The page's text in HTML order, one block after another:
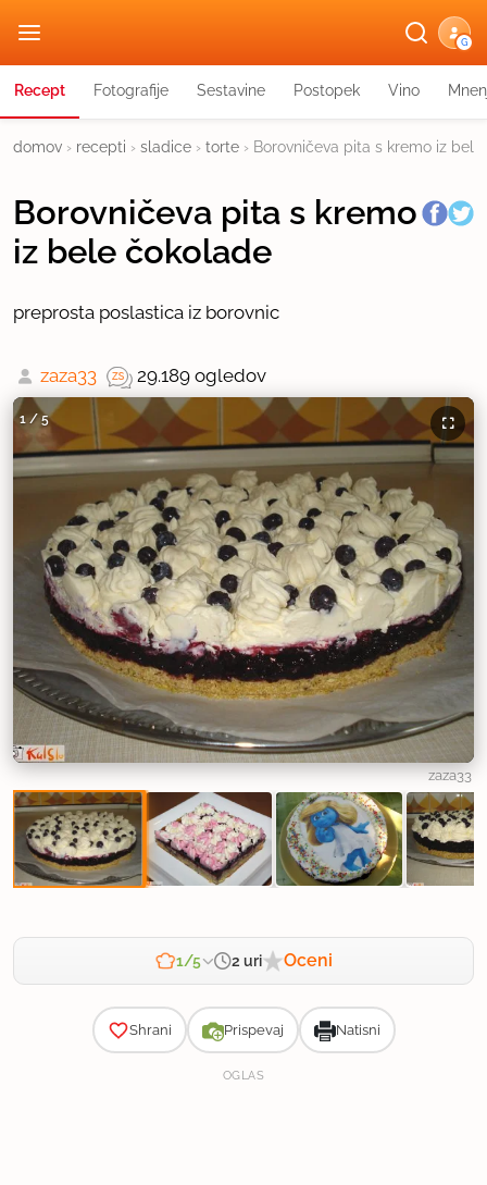
G
Recept Fotografije Sestavine Postopek Vino
domov › recepti › sladice › torte › Borovničeva pita s kremo iz
Borovničeva pita s kremo
iz bele čokolade
preprosta poslastica iz borovnic
zaza33 29.189 ogledov
1/5
zaza33
1/5 2 uri Oceni
Shrani Prispevaj Natisni
OGLAS